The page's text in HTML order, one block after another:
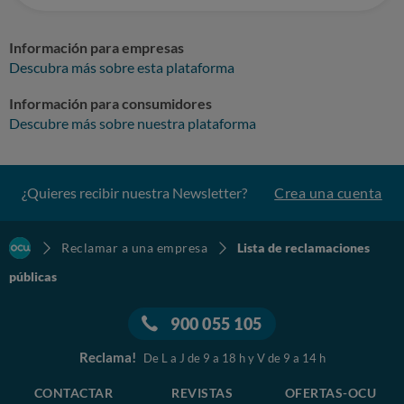
Información para empresas
Descubra más sobre esta plataforma
Información para consumidores
Descubre más sobre nuestra plataforma
¿Quieres recibir nuestra Newsletter? Crea una cuenta
Reclamar a una empresa
Lista de reclamaciones
públicas
900 055 105
Reclama! De L a J de 9 a 18 h y V de 9 a 14 h
CONTACTAR REVISTAS OFERTAS-OCU